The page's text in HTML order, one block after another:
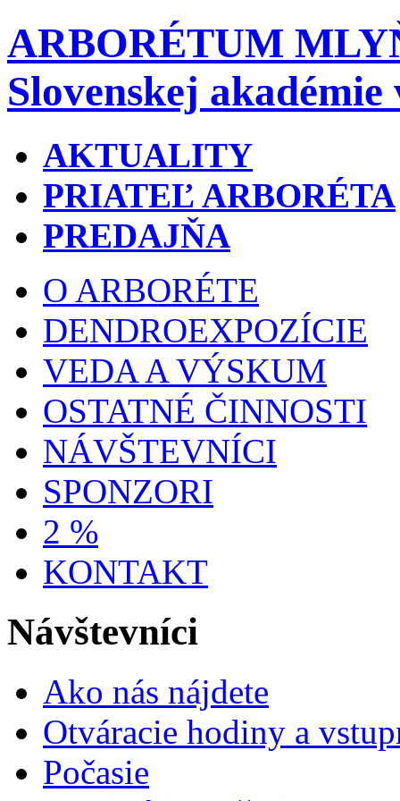
ARBORÉTUM
Slovenskej akadémie
AKTUALITY
PRIATEĽ ARBORÉTA
PREDAJŇA
O ARBORÉTE
DENDROEXPOZÍCIE
VEDA A VÝSKUM
OSTATNÉ ČINNOSTI
NÁVŠTEVNÍCI
SPONZORI
2 %
KONTAKT
Návštevníci
Ako nás nájdete
Otváracie hodiny a
Počasie